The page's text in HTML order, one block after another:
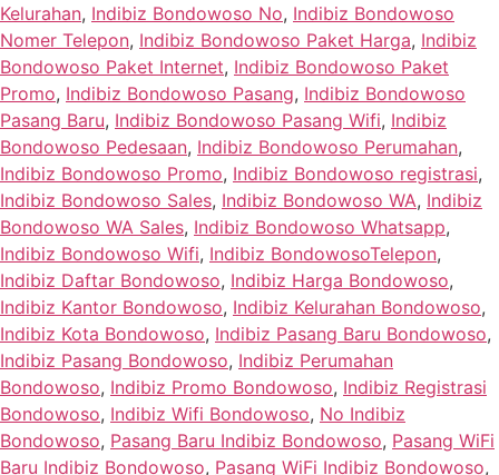
Kelurahan, Indibiz Bondowoso No, Indibiz Bondowoso
Nomer Telepon, Indibiz Bondowoso Paket Harga, Indibiz
Bondowoso Paket Internet, Indibiz Bondowoso Paket
Promo, Indibiz Bondowoso Pasang, Indibiz Bondowoso
Pasang Baru, Indibiz Bondowoso Pasang Wifi, Indibiz
Bondowoso Pedesaan, Indibiz Bondowoso Perumahan,
Indibiz Bondowoso Promo, Indibiz Bondowoso registrasi,
Indibiz Bondowoso Sales, Indibiz Bondowoso WA, Indibiz
Bondowoso WA Sales, Indibiz Bondowoso Whatsapp,
Indibiz Bondowoso Wifi, Indibiz BondowosoTelepon,
Indibiz Daftar Bondowoso, Indibiz Harga Bondowoso,
Indibiz Kantor Bondowoso, Indibiz Kelurahan Bondowoso,
Indibiz Kota Bondowoso, Indibiz Pasang Baru Bondowoso,
Indibiz Pasang Bondowoso, Indibiz Perumahan
Bondowoso, Indibiz Promo Bondowoso, Indibiz Registrasi
Bondowoso, Indibiz Wifi Bondowoso, No Indibiz
Bondowoso, Pasang Baru Indibiz Bondowoso, Pasang WiFi
Baru Indibiz Bondowoso, Pasang WiFi Indibiz Bondowoso,